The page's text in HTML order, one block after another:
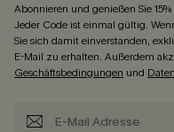
Abonnieren und genießen Sie
Jeder Code ist einmal gültig.
Sie sich damit einverstanden,
E-Mail zu erhalten. Außerdem
Geschäftsbedingungen und